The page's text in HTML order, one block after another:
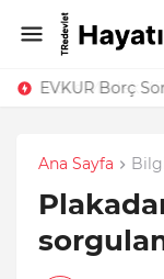
EVKUR Borç
Ana Sayfa